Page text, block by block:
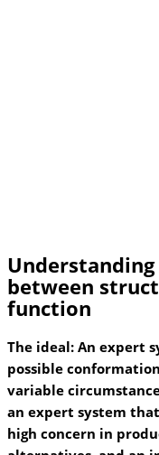
between
function
The ideal: An expert
possible
variable
an expert system
high concern in